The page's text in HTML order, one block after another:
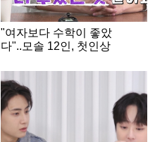
"여자보다 수학이 좋았
다"..모솔 12인, 첫인상
6%' [종합](나는 솔로)